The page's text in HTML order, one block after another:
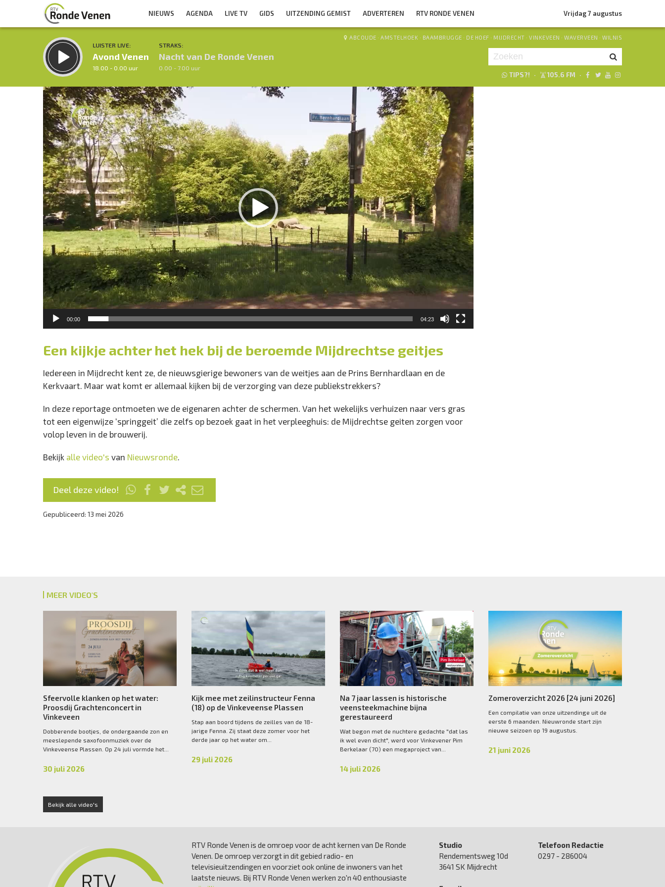
NIEUWS AGENDA LIVE TV GIDS UITZENDING GEMIST ADVERTEREN RTV RONDE VENEN Vrijdag 7 augustus
LUISTER LIVE:
Avond Venen
18.00 - 0.00 uur
STRAKS:
Nacht van De Ronde Venen
0.00 - 7.00 uur
ABCOUDE · AMSTELHOEK · BAAMBRUGGE · DE HOEF · MIJDRECHT · VINKEVEEN · WAVERVEEN · WILNIS
TIPS?! · 105.6 FM ·
Inklappen
Videospeler
00:00 04:23
Een kijkje achter het hek bij de beroemde Mijdrechtse geitjes
Iedereen in Mijdrecht kent ze, de nieuwsgierige bewoners van de weitjes aan de Prins Bernhardlaan en de
Kerkvaart. Maar wat komt er allemaal kijken bij de verzorging van deze publiekstrekkers?
In deze reportage ontmoeten we de eigenaren achter de schermen. Van het wekelijks verhuizen naar vers gras
tot een eigenwijze ‘springgeit’ die zelfs op bezoek gaat in het verpleeghuis: de Mijdrechtse geiten zorgen voor
volop leven in de brouwerij.
Bekijk alle video's van Nieuwsronde.
Deel deze video!
Gepubliceerd: 13 mei 2026
MEER VIDEO'S
Sfeervolle klanken op het water:
Proosdij Grachtenconcert in
Vinkeveen
Dobberende bootjes, de ondergaande zon en
meeslepende saxofoonmuziek over de
Vinkeveense Plassen. Op 24 juli vormde het...
30 juli 2026
Kijk mee met zeilinstructeur Fenna
(18) op de Vinkeveense Plassen
Stap aan boord tijdens de zeilles van de 18-
jarige Fenna. Zij staat deze zomer voor het
derde jaar op het water om...
29 juli 2026
Na 7 jaar lassen is historische
veensteekmachine bijna
gerestaureerd
Wat begon met de nuchtere gedachte "dat las
ik wel even dicht", werd voor Vinkevener Pim
Berkelaar (70) een megaproject van...
14 juli 2026
Zomeroverzicht 2026 [24 juni 2026]
Een compilatie van onze uitzendinge uit de
eerste 6 maanden. Nieuwronde start zijn
nieuwe seizoen op 19 augustus.
21 juni 2026
Bekijk alle video's
RTV Ronde Venen is de omroep voor de acht kernen van De Ronde
Venen. De omroep verzorgt in dit gebied radio- en
televisieuitzendingen en voorziet ook online de inwoners van het
laatste nieuws. Bij RTV Ronde Venen werken zo'n 40 enthousiaste
Studio
Rendementsweg 10d
3641 SK Mijdrecht
Telefoon Redactie
0297 - 286004